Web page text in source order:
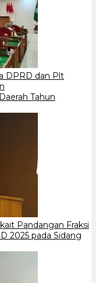
DPRD dan Plt
Tahun
Pandangan Fraksi
2025 pada Sidang